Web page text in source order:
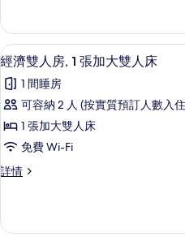
1
張
加
大
雙
人
床
的
1
張
加
雙
人
詳
情
載
入
所
有
經
濟
雙
房,
5
經濟雙人房, 1 張加大雙人床
1 間睡房
可容納 2 人 (按實質預訂人數入
1 張加大雙人床
免費 Wi-Fi
詳情
經
房,